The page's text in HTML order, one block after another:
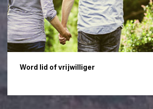
Word lid of vrijwilliger